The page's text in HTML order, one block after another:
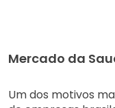
Mercado da
Um dos motivos